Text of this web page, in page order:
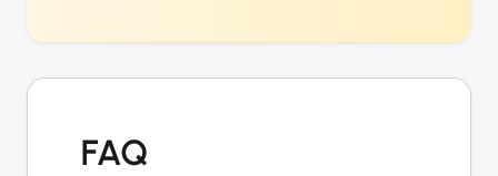
FAQ